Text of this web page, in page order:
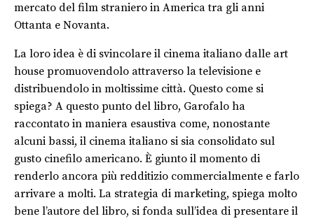
mercato del film straniero in America tra gli anni
Ottanta e Novanta.
La loro idea è di svincolare il cinema italiano dalle art
house promuovendolo attraverso la televisione e
distribuendolo in moltissime città. Questo come si
spiega? A questo punto del libro, Garofalo ha
raccontato in maniera esaustiva come, nonostante
alcuni bassi, il cinema italiano si sia consolidato sul
gusto cinefilo americano. È giunto il momento di
renderlo ancora più redditizio commercialmente e farlo
arrivare a molti. La strategia di marketing, spiega molto
bene l’autore del libro, si fonda sull’idea di presentare il